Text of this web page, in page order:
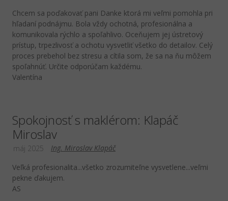
Chcem sa poďakovať pani Danke ktorá mi veľmi pomohla pri
hľadaní podnájmu. Bola vždy ochotná, profesionálna a
komunikovala rýchlo a spoľahlivo. Oceňujem jej ústretový
prístup, trpezlivosť a ochotu vysvetliť všetko do detailov. Celý
proces prebehol bez stresu a cítila som, že sa na ňu môžem
spoľahnúť. Určite odporúčam každému.
Valentína
Spokojnosť s maklérom: Klapáč
Miroslav
Ing. Miroslav Klapáč
máj 2025
Veľká profesionalita...všetko zrozumiteľne vysvetlene...veľmi
pekne ďakujem.
AS